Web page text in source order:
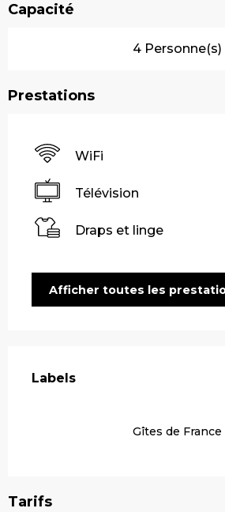
Capacité
4 Personne(s)
Prestations
WiFi
Télévision
Draps et linge
Afficher toutes les
Labels
Labels
Gîtes de France
Tarifs